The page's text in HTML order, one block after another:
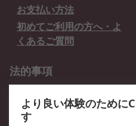
お支払い方法
初めてご利用の方へ・よ
くあるご質問
法的事項
クッキーポリシー
より良い体験のために
す